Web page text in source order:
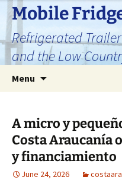
Skip
content
Mobile
Refrigerated
and the Low
Menu
A micro y
Costa Araucanía
y financiamiento
June 24, 2026